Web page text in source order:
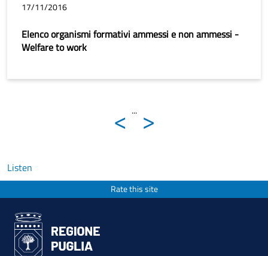
17/11/2016
Elenco organismi formativi ammessi e non ammessi -
Welfare to work
< ... >
Listen
Rate this site